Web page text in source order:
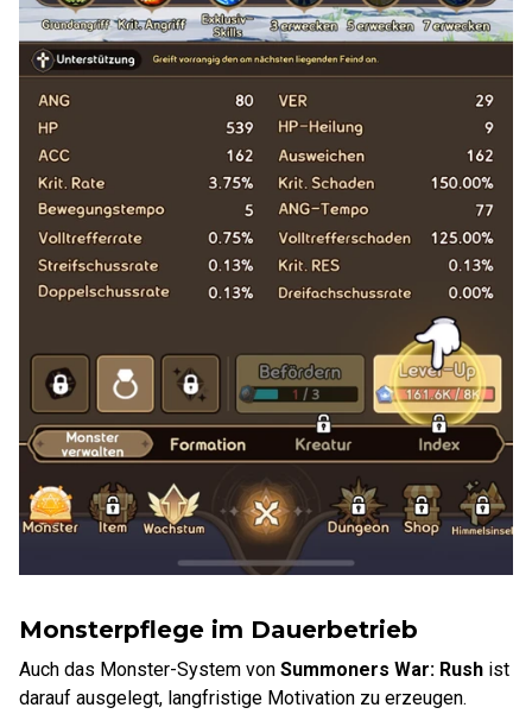
Monsterpflege im Dauerbetrieb
Auch das Monster-System von Summoners War: Rush ist
darauf ausgelegt, langfristige Motivation zu erzeugen.